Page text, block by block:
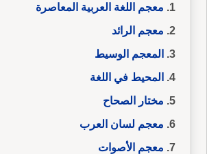
معجم اللغة العربية المعاصرة
معجم الرائد
المعجم الوسيط
المحيط في اللغة
مختار الصحاح
معجم لسان العرب
معجم الأصوات